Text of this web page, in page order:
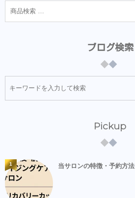
ブログ検索
Pickup
当サロンの特徴・予約方法
1